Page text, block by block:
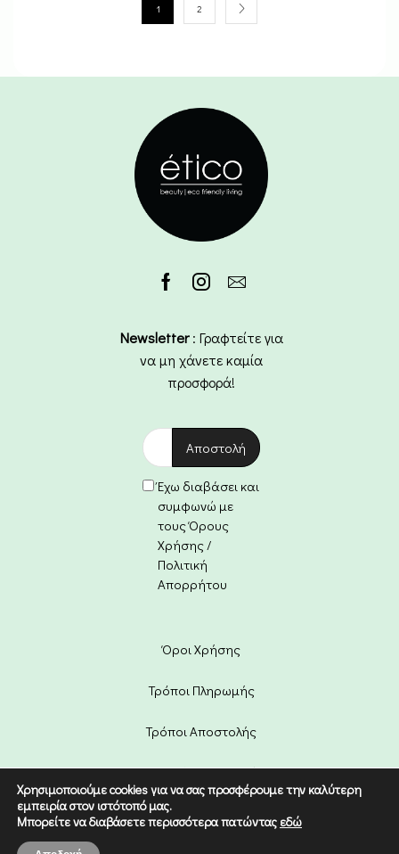
1 2
Newsletter: Γραφτείτε για
να μη χάνετε καμία
προσφορά!
Έχω διαβάσει και
συμφωνώ με
τους Όρους
Χρήσης /
Πολιτική
Απορρήτου
Όροι Χρήσης
Τρόποι Πληρωμής
Τρόποι Αποστολής
Πολιτική Επιστροφών
Copyright © 2022 Etico. Designed
Χρησιμοποιούμε cookies για να σας προσφέρουμε την καλύτερη
εμπειρία στον ιστότοπό μας.
Μπορείτε να διαβάσετε περισσότερα πατώντας εδώ